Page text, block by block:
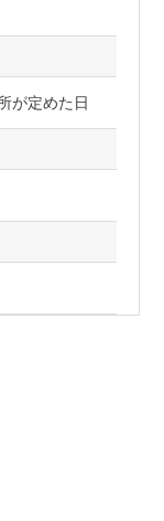
が定めた日